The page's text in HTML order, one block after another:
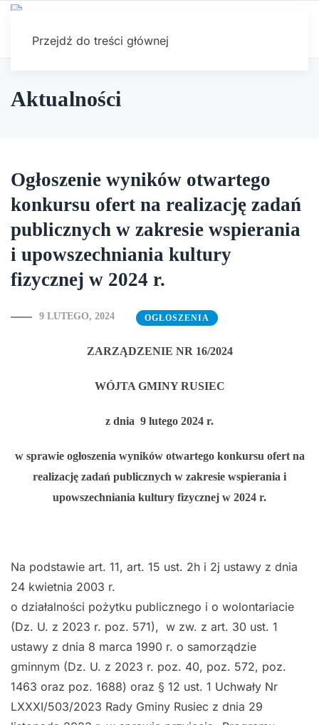
Przejdź do treści głównej
Aktualności
Ogłoszenie wyników otwartego
konkursu ofert na realizację zadań
publicznych w zakresie wspierania
i upowszechniania kultury
fizycznej w 2024 r.
9 LUTEGO, 2024 OGŁOSZENIA
ZARZĄDZENIE NR 16/2024
WÓJTA GMINY RUSIEC
z dnia 9 lutego 2024 r.
w sprawie ogłoszenia wyników otwartego konkursu ofert na
realizację zadań publicznych w zakresie wspierania i
upowszechniania kultury fizycznej w 2024 r.
Na podstawie art. 11, art. 15 ust. 2h i 2j ustawy z dnia
24 kwietnia 2003 r.
o działalności pożytku publicznego i o wolontariacie
(Dz. U. z 2023 r. poz. 571), w zw. z art. 30 ust. 1
ustawy z dnia 8 marca 1990 r. o samorządzie
gminnym (Dz. U. z 2023 r. poz. 40, poz. 572, poz.
1463 oraz poz. 1688) oraz § 12 ust. 1 Uchwały Nr
LXXXI/503/2023 Rady Gminy Rusiec z dnia 29